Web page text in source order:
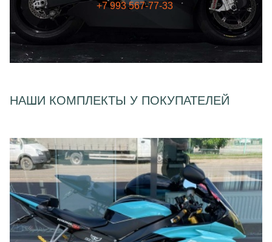
+7 993 567-77-33
НАШИ КОМПЛЕКТЫ У ПОКУПАТЕЛЕЙ